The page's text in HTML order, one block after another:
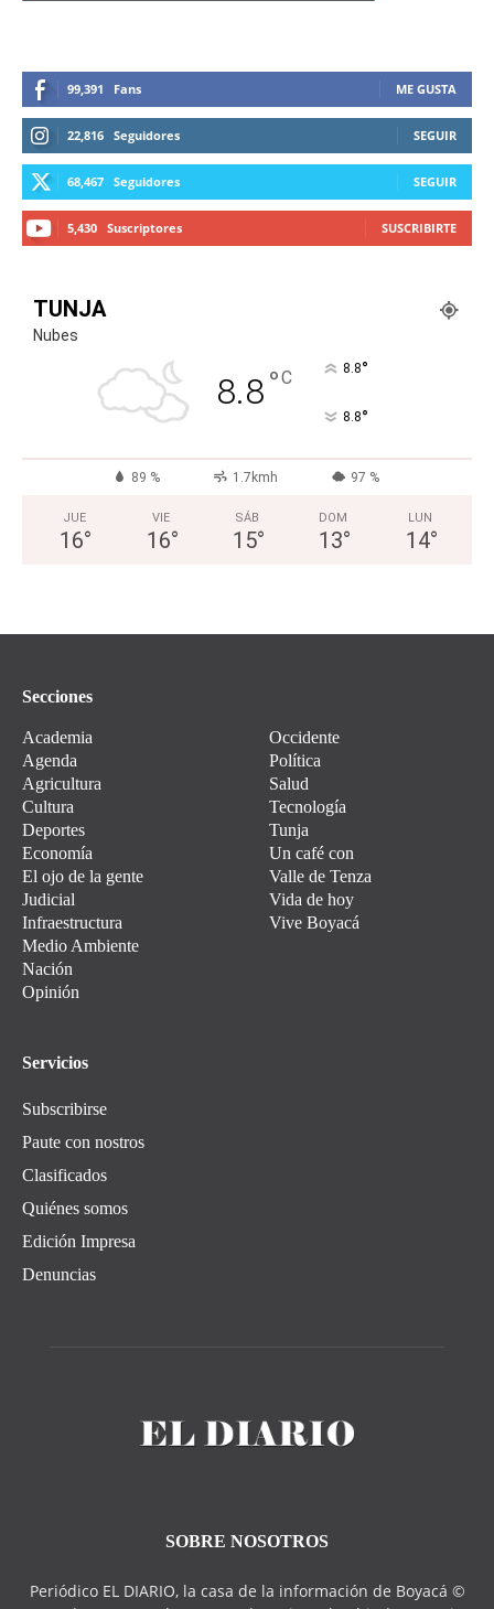
99,391 Fans ME GUSTA
22,816 Seguidores SEGUIR
68,467 Seguidores SEGUIR
5,430 Suscriptores SUSCRIBIRTE
TUNJA
Nubes
8.8°C 8.8°
8.8°
89 % 1.7kmh 97 %
JUE
16°
VIE
16°
SÁB
15°
DOM
13°
LUN
14°
Secciones
Academia
Agenda
Agricultura
Cultura
Deportes
Economía
El ojo de la gente
Judicial
Infraestructura
Medio Ambiente
Nación
Opinión
Occidente
Política
Salud
Tecnología
Tunja
Un café con
Valle de Tenza
Vida de hoy
Vive Boyacá
Servicios
Subscribirse
Paute con nostros
Clasificados
Quiénes somos
Edición Impresa
Denuncias
SOBRE NOSOTROS
Periódico EL DIARIO, la casa de la información de Boyacá ©